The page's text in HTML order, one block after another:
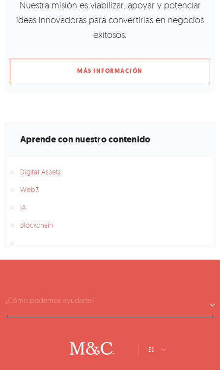
Nuestra misión es viabilizar, apoyar y potenciar
ideas innovadoras para convertirlas en negocios
exitosos.
MÁS INFORMACIÓN
Aprende con nuestro contenido
Digital Assets
Web3
IA
Blockchain
¿Cómo podemos ayudarte?
ES